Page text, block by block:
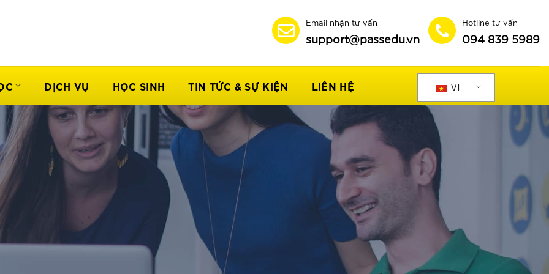
Email nhận tư vấn
support@passedu.vn
Hotline tư vấn
094 839 5989
DỊCH VỤ HỌC SINH TIN TỨC & SỰ KIỆN LIÊN HỆ VI